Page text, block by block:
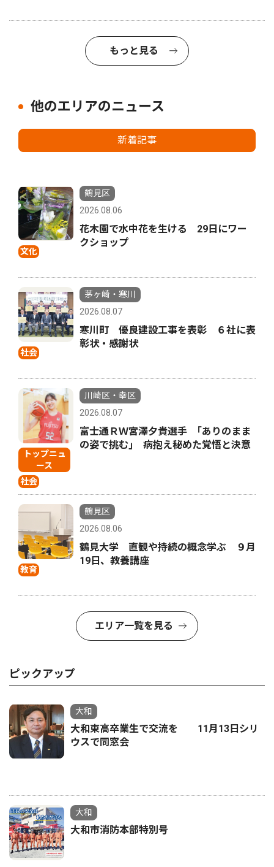
もっと見る
他のエリアのニュース
新着記事
文化
鶴見区
2026.08.06
花木園で水中花を生ける 29日にワー
クショップ
社会
茅ヶ崎・寒川
2026.08.07
寒川町 優良建設工事を表彰 ６社に表
彰状・感謝状
トップニュ
ース
社会
川崎区・幸区
2026.08.07
富士通ＲＷ宮澤夕貴選手 ｢ありのまま
の姿で挑む｣ 病抱え秘めた覚悟と決意
教育
鶴見区
2026.08.06
鶴見大学 直観や持続の概念学ぶ ９月
19日、教養講座
エリア一覧を見る
ピックアップ
大和
大和東高卒業生で交流を 11月13日シリ
ウスで同窓会
大和
大和市消防本部特別号